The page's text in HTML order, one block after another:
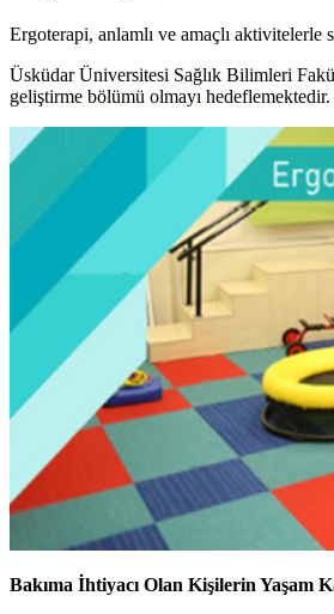
Ergoterapi, anlamlı ve amaçlı aktivitelerle
Üsküdar Üniversitesi Sağlık Bilimleri
geliştirme bölümü olmayı hedeflemektedir.
Bakıma İhtiyacı Olan Kişilerin Yaşam